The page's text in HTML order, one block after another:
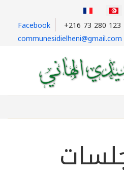
Facebook
+216 73 280 123
communesidielheni@gmail.com